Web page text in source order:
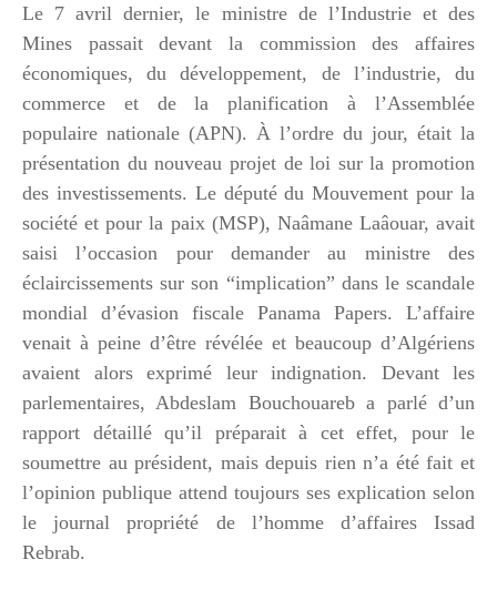
Le 7 avril dernier, le ministre de l’Industrie et des
Mines passait devant la commission des affaires
économiques, du développement, de l’industrie, du
commerce et de la planification à l’Assemblée
populaire nationale (APN). À l’ordre du jour, était la
présentation du nouveau projet de loi sur la promotion
des investissements. Le député du Mouvement pour la
société et pour la paix (MSP), Naâmane Laâouar, avait
saisi l’occasion pour demander au ministre des
éclaircissements sur son “implication” dans le scandale
mondial d’évasion fiscale Panama Papers. L’affaire
venait à peine d’être révélée et beaucoup d’Algériens
avaient alors exprimé leur indignation. Devant les
parlementaires, Abdeslam Bouchouareb a parlé d’un
rapport détaillé qu’il préparait à cet effet, pour le
soumettre au président, mais depuis rien n’a été fait et
l’opinion publique attend toujours ses explication selon
le journal propriété de l’homme d’affaires Issad
Rebrab.